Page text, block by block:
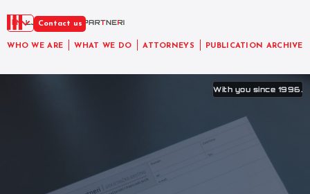
WHO WE ARE WHAT WE DO ATTORNEYS PUBLICATION ARCHIVE
EN Contact us
With you since 1996.